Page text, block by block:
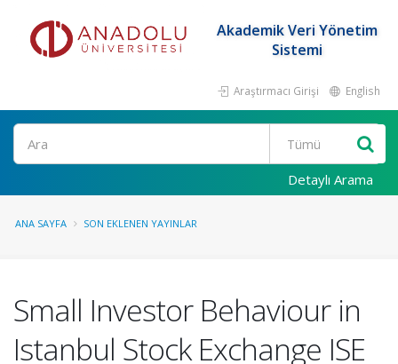
Akademik Veri Yönetim
Sistemi
Araştırmacı Girişi English
Ara
Detaylı Arama
ANA SAYFA SON EKLENEN YAYINLAR
Small Investor Behaviour in
Istanbul Stock Exchange ISE